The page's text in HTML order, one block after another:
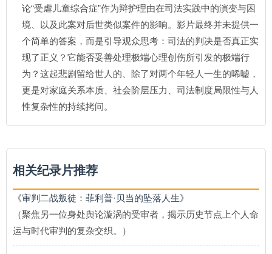
论“受虐儿童综合症”作为辩护理由在司法实践中的演变与困
境、以及此案对后世类似案件的影响。影片最终并未提供一
个简单的答案，而是引导观众思考：司法的判决是否真正实
现了正义？它能否妥善处理极端心理创伤所引发的极端行
为？这起悲剧留给世人的、除了对两个年轻人一生的唏嘘，
更是对家庭关系本质、社会阶层压力、司法制度局限性与人
性复杂性的持续拷问。
相关纪录片推荐
《审判二战叛徒：菲利普·贝当的坠落人生》
（聚焦另一位身处舆论漩涡的受审者，揭示历史节点上个人命
运与时代审判的复杂交织。）